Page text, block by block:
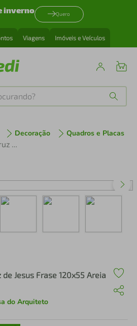
inverno Quero
Viagens Imóveis e Veículos
Decoração Quadros e Placas
Quadro Escultura Cruz de Jesus Frase 120x55 Areia
Jesus Frase 120x55 Areia
do Arquiteto